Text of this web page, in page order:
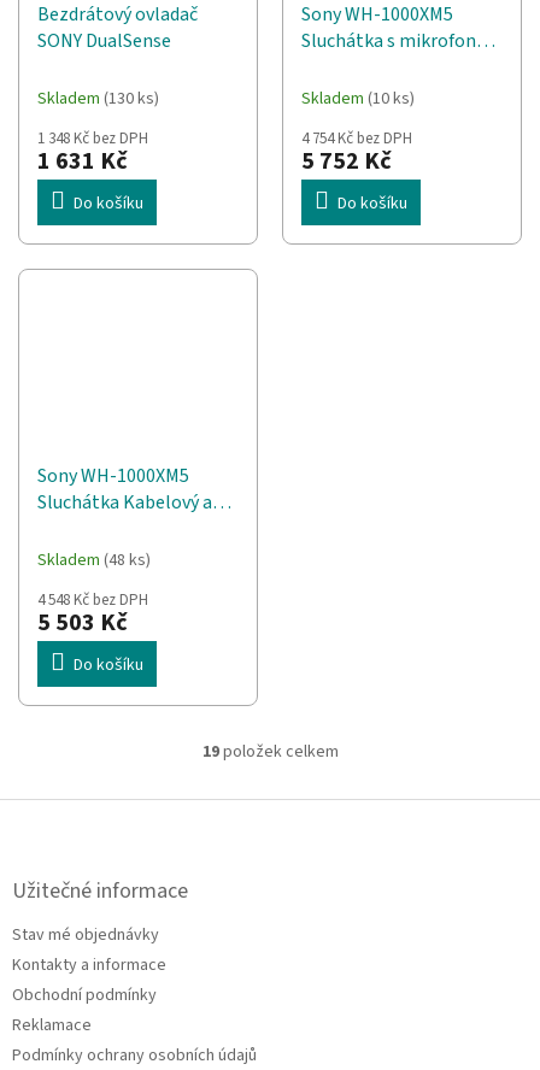
Bezdrátový ovladač
SONY DualSense
Skladem (130 ks)
1 348 Kč bez DPH
1 631 Kč
Do košíku
Sony WH-1000XM5
Sluchátka s mikrofonem
Přes hlavu
Bluetooth Modrá
Skladem (10 ks)
4 754 Kč bez DPH
5 752 Kč
Do košíku
Sony WH-1000XM5
Sluchátka Kabelový a
Hovory/hudba
Skladem (48 ks)
4 548 Kč bez DPH
5 503 Kč
Do košíku
O
l
19položek celkem
Z
Užitečné informace
Stav mé objednávky
Kontakty a informace
Obchodní podmínky
Reklamace
Podmínky ochrany osobních údajů